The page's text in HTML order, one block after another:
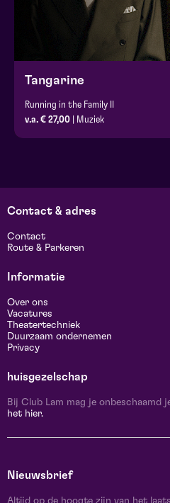
Tangarine
Running in the Family II
v.a. € 27,00 | Muziek
Contact & adres
Contact
Route & Parkeren
Informatie
Over ons
Vacatures
Theatertechniek
Duurzaam ondernemen
Privacy
huisgezelschap
Bij Club Lam mag je onbeschaamd
het hier.
Nieuwsbrief